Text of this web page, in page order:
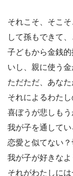
それこそ、そこ
して孫もできて、
子どもから金銭
いし、親に使う
ただただ、あなた
それによるわた
喜ぼうが悲しもう
我が子を通してい
恋愛と似てない？
我が子が好きなよ
それがわたしには